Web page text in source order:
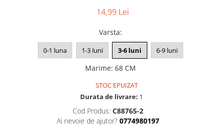
14,99 Lei
Varsta:
0-1 luna 1-3 luni 3-6 luni 6-9 luni
Marime: 68 CM
STOC EPUIZAT
Durata de livrare: 1
Cod Produs: C88765-2
Ai nevoie de ajutor? 0774980197